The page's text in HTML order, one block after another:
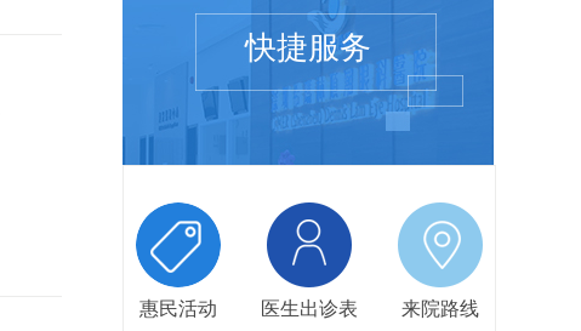
快捷服务
惠民活动 医生出诊表 来院路线